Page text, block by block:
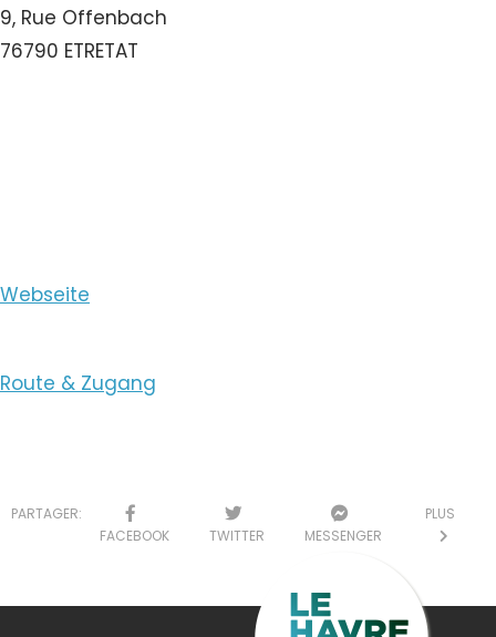
9, Rue Offenbach
76790 ETRETAT
Webseite
Route & Zugang
PARTAGER:
FACEBOOK
TWITTER MESSENGER
PLUS